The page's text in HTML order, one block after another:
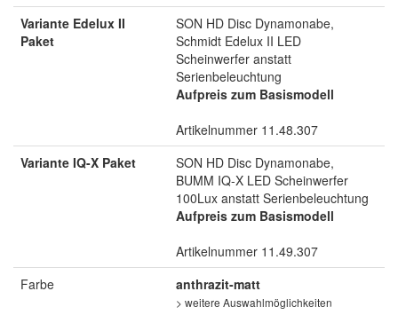
Variante Edelux II
Paket
SON HD Disc Dynamonabe,
Schmidt Edelux II LED
Scheinwerfer anstatt
Serienbeleuchtung
Aufpreis zum Basismodell
Artikelnummer 11.48.307
Variante IQ-X Paket
SON HD Disc Dynamonabe,
BUMM IQ-X LED Scheinwerfer
100Lux anstatt Serienbeleuchtung
Aufpreis zum Basismodell
Artikelnummer 11.49.307
Farbe
anthrazit-matt
> weitere Auswahlmöglichkeiten